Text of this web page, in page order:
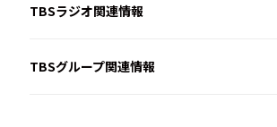
TBSラジオ関連情報
TBSグループ関連情報